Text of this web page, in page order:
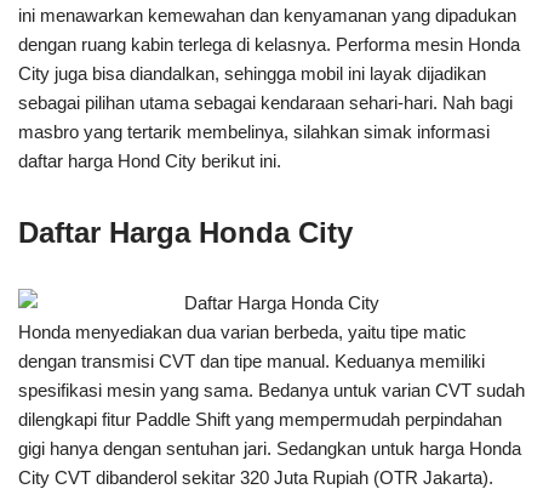
ini menawarkan kemewahan dan kenyamanan yang dipadukan
dengan ruang kabin terlega di kelasnya. Performa mesin Honda
City juga bisa diandalkan, sehingga mobil ini layak dijadikan
sebagai pilihan utama sebagai kendaraan sehari-hari. Nah bagi
masbro yang tertarik membelinya, silahkan simak informasi
daftar harga Hond City berikut ini.
Daftar Harga Honda City
Honda menyediakan dua varian berbeda, yaitu tipe matic
dengan transmisi CVT dan tipe manual. Keduanya memiliki
spesifikasi mesin yang sama. Bedanya untuk varian CVT sudah
dilengkapi fitur Paddle Shift yang mempermudah perpindahan
gigi hanya dengan sentuhan jari. Sedangkan untuk harga Honda
City CVT dibanderol sekitar 320 Juta Rupiah (OTR Jakarta).